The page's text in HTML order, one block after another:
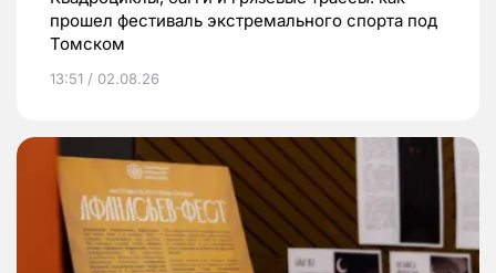
прошел фестиваль экстремального спорта под
Томском
13:51 / 02.08.26